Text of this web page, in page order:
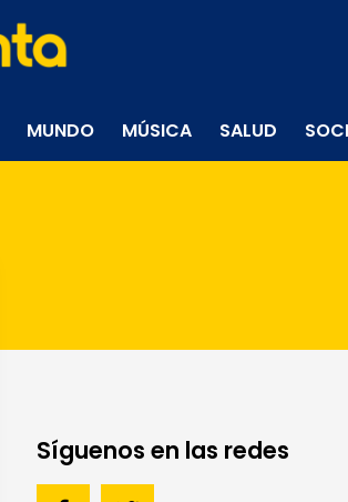
MUNDO MÚSICA SALUD
Síguenos en las redes